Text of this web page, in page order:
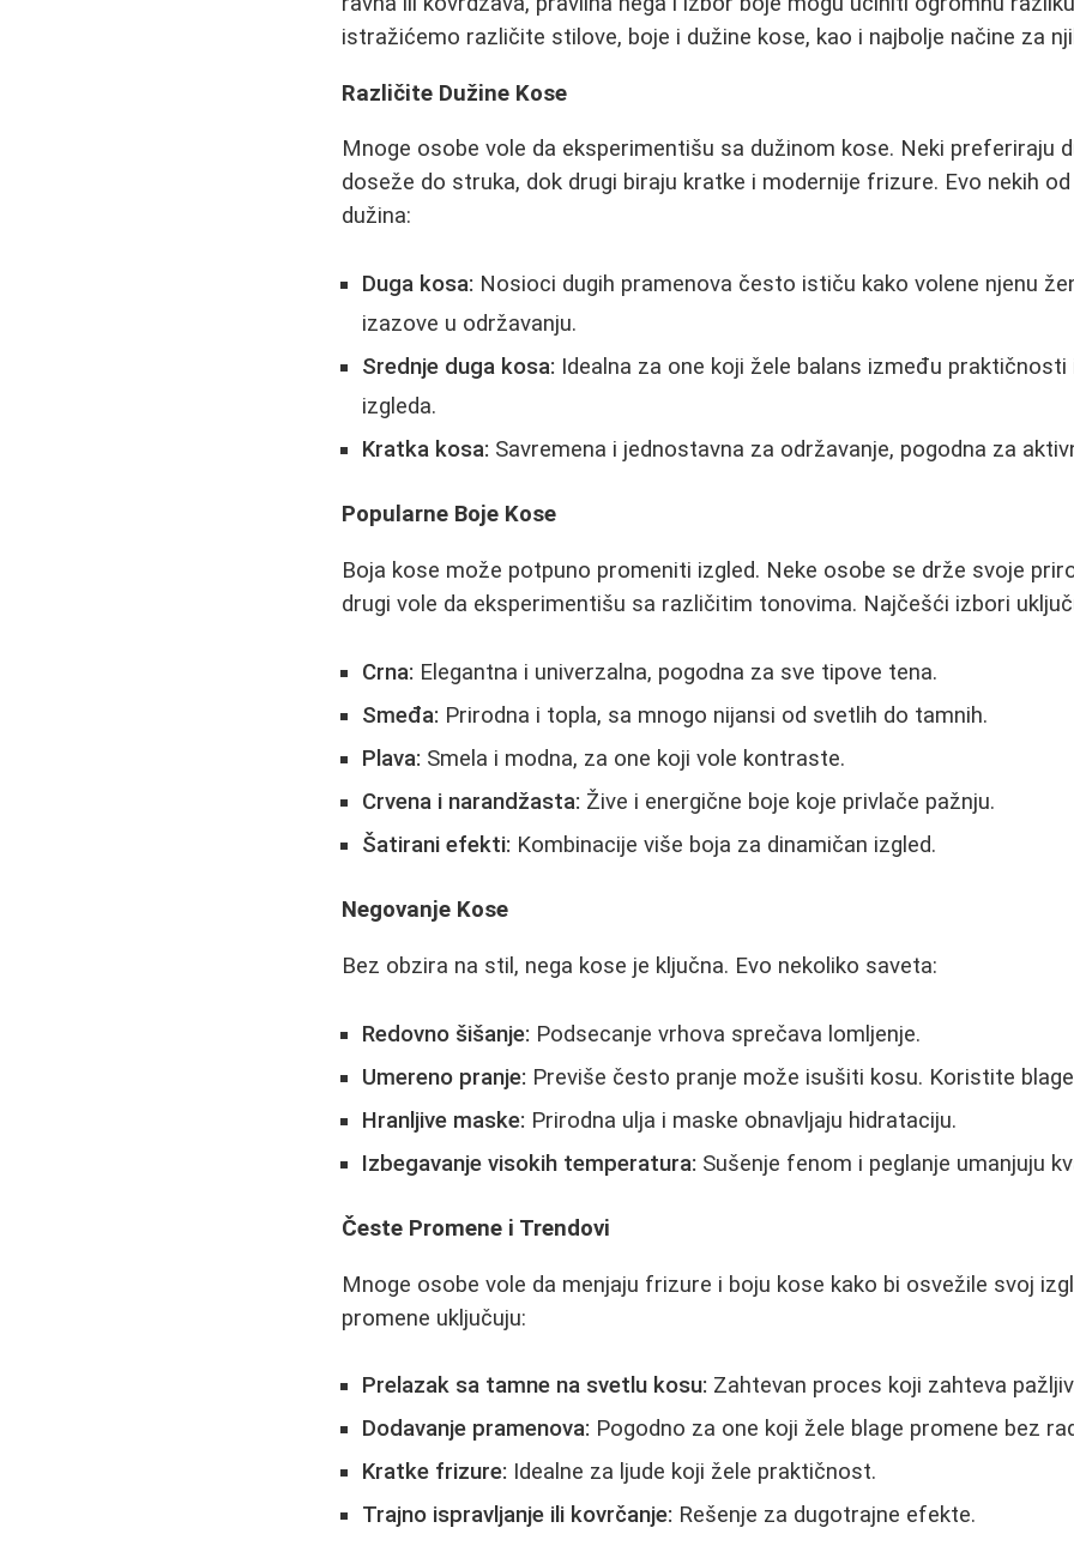
istražićemo različite stilove, boje i dužine kose, kao i najbolje načine za
Različite Dužine Kose
Mnoge osobe vole da eksperimentišu sa dužinom kose. Neki preferiraju
doseže do struka, dok drugi biraju kratke i modernije frizure. Evo nekih
dužina:
Duga kosa: Nosioci dugih pramenova često ističu kako volene njenu
izazove u održavanju.
Srednje duga kosa: Idealna za one koji žele balans između
izgleda.
Kratka kosa: Savremena i jednostavna za održavanje, pogodna za
Popularne Boje Kose
Boja kose može potpuno promeniti izgled. Neke osobe se drže svoje
drugi vole da eksperimentišu sa različitim tonovima. Najčešći izbori
Crna: Elegantna i univerzalna, pogodna za sve tipove tena.
Smeđa: Prirodna i topla, sa mnogo nijansi od svetlih do tamnih.
Plava: Smela i modna, za one koji vole kontraste.
Crvena i narandžasta: Žive i energične boje koje privlače pažnju.
Šatirani efekti: Kombinacije više boja za dinamičan izgled.
Negovanje Kose
Bez obzira na stil, nega kose je ključna. Evo nekoliko saveta:
Redovno šišanje: Podsecanje vrhova sprečava lomljenje.
Umereno pranje: Previše često pranje može isušiti kosu. Koristite
Hranljive maske: Prirodna ulja i maske obnavljaju hidrataciju.
Izbegavanje visokih temperatura: Sušenje fenom i peglanje umanjuju
Česte Promene i Trendovi
Mnoge osobe vole da menjaju frizure i boju kose kako bi osvežile svoj
promene uključuju:
Prelazak sa tamne na svetlu kosu: Zahtevan proces koji zahteva
Dodavanje pramenova: Pogodno za one koji žele blage promene bez
Kratke frizure: Idealne za ljude koji žele praktičnost.
Trajno ispravljanje ili kovrčanje: Rešenje za dugotrajne efekte.